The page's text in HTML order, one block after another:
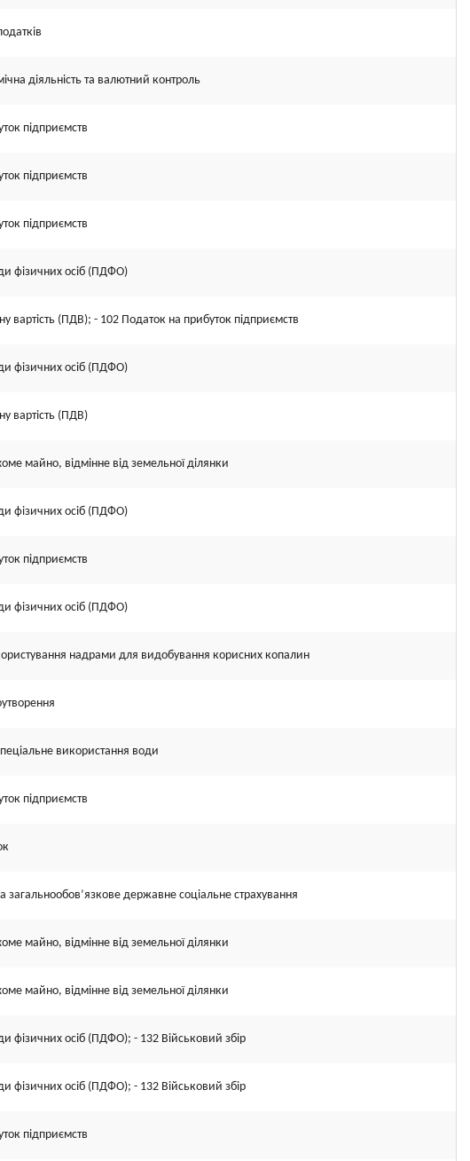
діяльність та валютний контроль
підприємств
підприємств
підприємств
фізичних осіб (ПДФО)
вартість (ПДВ); - 102 Податок на прибуток підприємств
фізичних осіб (ПДФО)
вартість (ПДВ)
майно, відмінне від земельної ділянки
фізичних осіб (ПДФО)
підприємств
фізичних осіб (ПДФО)
надрами для видобування корисних копалин
використання води
підприємств
державне соціальне страхування
майно, відмінне від земельної ділянки
майно, відмінне від земельної ділянки
фізичних осіб (ПДФО); - 132 Військовий збір
фізичних осіб (ПДФО); - 132 Військовий збір
підприємств